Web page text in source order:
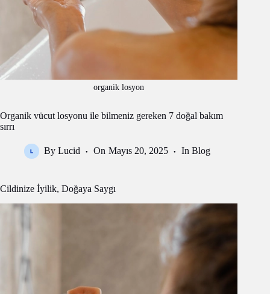
organik losyon
Organik vücut losyonu ile bilmeniz gereken 7 doğal bakım
sırrı
By Lucid On Mayıs 20, 2025 In Blog
Cildinize İyilik, Doğaya Saygı